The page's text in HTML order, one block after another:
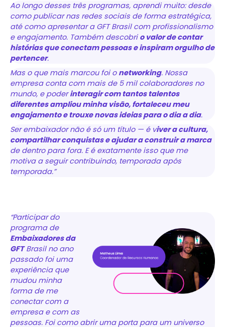
Ao longo desses três programas, aprendi muito: desde
como publicar nas redes sociais de forma estratégica,
até como apresentar a GFT Brasil com profissionalismo
e engajamento. Também descobri o valor de contar
histórias que conectam pessoas e inspiram orgulho de
pertencer.
Mas o que mais marcou foi o networking. Nossa
empresa conta com mais de 5 mil colaboradores no
mundo, e poderinteragir com tantos talentos
diferentes ampliou minha visão, fortaleceu meu
engajamento e trouxe novas ideias para o dia a dia.
Ser embaixador não é só um título — é viver a cultura,
compartilhar conquistas e ajudar a construir a marca
de dentro para fora. E é exatamente isso que me
motiva a seguir contribuindo, temporada após
temporada.”
“Participar do
programa de
Embaixadores da
GFTBrasil no ano
passado foi uma
experiência que
mudou minha
forma de me
conectar com a
empresa e com as
pessoas. Foi como abrir uma porta para um universo